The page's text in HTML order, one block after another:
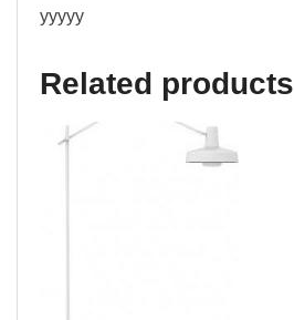
yyyyy
Related products